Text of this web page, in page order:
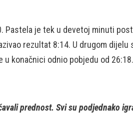
je tek u devetoj minuti
rezultat 8:14. U drugom
konačnici odnio pobjedu od 26:18.
prednost. Svi su podjednako